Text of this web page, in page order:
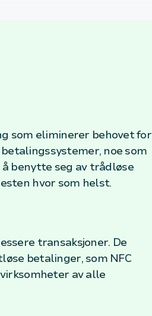
som eliminerer behovet for
noe som
benytte seg av trådløse
hvor som helst.
transaksjoner. De
betalinger, som NFC
av alle